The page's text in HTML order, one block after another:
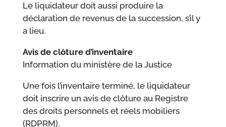
Le liquidateur doit aussi produire la
déclaration de revenus de la succession, s’il y
a lieu.
Avis de clôture d’inventaire
Information du ministère de la Justice
Une fois l’inventaire terminé, le liquidateur
doit inscrire un avis de clôture au Registre
des droits personnels et réels mobiliers
(RDPRM).